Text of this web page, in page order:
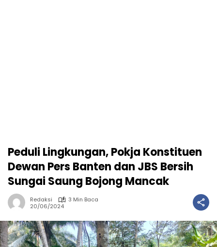
Peduli Lingkungan, Pokja Konstituen
Dewan Pers Banten dan JBS Bersih
Sungai Saung Bojong Mancak
Redaksi
3 Min Baca
20/06/2024